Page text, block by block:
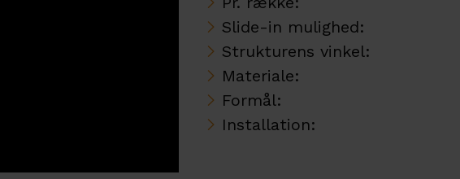
Slide-in mulighed:
Strukturens vinkel:
Materiale:
Formål:
Installation: